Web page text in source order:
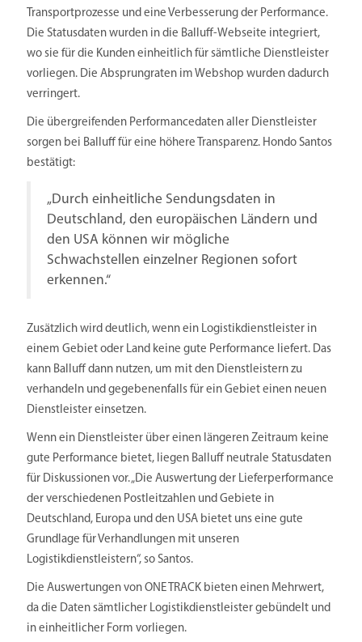
Transportprozesse und eine Verbesserung der Performance.
Die Statusdaten wurden in die Balluff-Webseite integriert,
wo sie für die Kunden einheitlich für sämtliche Dienstleister
vorliegen. Die Absprungraten im Webshop wurden dadurch
verringert.
Die übergreifenden Performancedaten aller Dienstleister
sorgen bei Balluff für eine höhere Transparenz. Hondo Santos
bestätigt:
„Durch einheitliche Sendungsdaten in
Deutschland, den europäischen Ländern und
den USA können wir mögliche
Schwachstellen einzelner Regionen sofort
erkennen.“
Zusätzlich wird deutlich, wenn ein Logistikdienstleister in
einem Gebiet oder Land keine gute Performance liefert. Das
kann Balluff dann nutzen, um mit den Dienstleistern zu
verhandeln und gegebenenfalls für ein Gebiet einen neuen
Dienstleister einsetzen.
Wenn ein Dienstleister über einen längeren Zeitraum keine
gute Performance bietet, liegen Balluff neutrale Statusdaten
für Diskussionen vor. „Die Auswertung der Lieferperformance
der verschiedenen Postleitzahlen und Gebiete in
Deutschland, Europa und den USA bietet uns eine gute
Grundlage für Verhandlungen mit unseren
Logistikdienstleistern“, so Santos.
Die Auswertungen von ONE TRACK bieten einen Mehrwert,
da die Daten sämtlicher Logistikdienstleister gebündelt und
in einheitlicher Form vorliegen.